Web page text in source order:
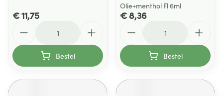
€ 11,75
Bestel
Olie+menthol Fl 6ml
€ 8,36
Bestel